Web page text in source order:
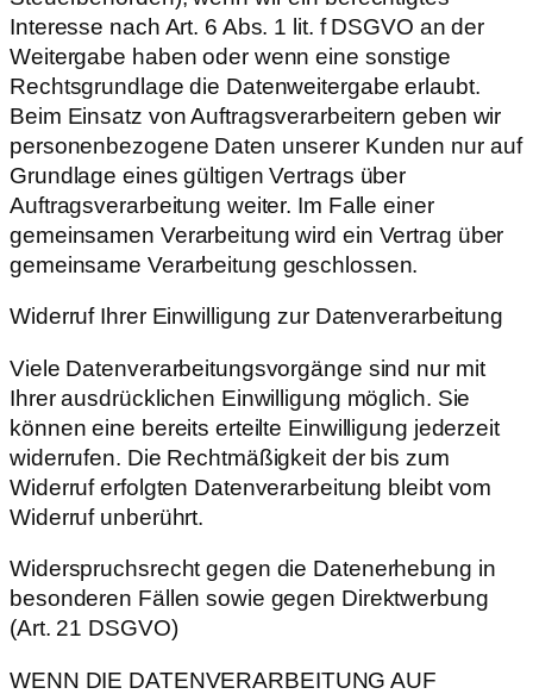
Interesse nach Art. 6 Abs. 1 lit. f DSGVO an der
Weitergabe haben oder wenn eine sonstige
Rechtsgrundlage die Datenweitergabe erlaubt.
Beim Einsatz von Auftragsverarbeitern geben wir
personenbezogene Daten unserer Kunden nur auf
Grundlage eines gültigen Vertrags über
Auftragsverarbeitung weiter. Im Falle einer
gemeinsamen Verarbeitung wird ein Vertrag über
gemeinsame Verarbeitung geschlossen.
Widerruf Ihrer Einwilligung zur Datenverarbeitung
Viele Datenverarbeitungsvorgänge sind nur mit
Ihrer ausdrücklichen Einwilligung möglich. Sie
können eine bereits erteilte Einwilligung jederzeit
widerrufen. Die Rechtmäßigkeit der bis zum
Widerruf erfolgten Datenverarbeitung bleibt vom
Widerruf unberührt.
Widerspruchsrecht gegen die Datenerhebung in
besonderen Fällen sowie gegen Direktwerbung
(Art. 21 DSGVO)
WENN DIE DATENVERARBEITUNG AUF